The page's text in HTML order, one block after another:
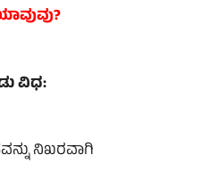
ವಿಧ:
ನಿಖರವಾಗಿ